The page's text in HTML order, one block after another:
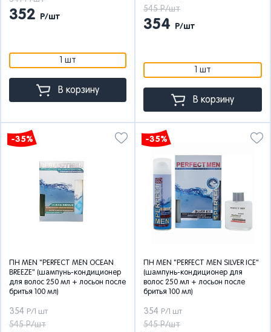
352 Р/шт
1 шт
В корзину
545 Р/шт
354 Р/шт
1 шт
В корзину
-35%
ПН MEN "PERFECT MEN OCEAN
BREEZE" (шампунь-кондиционер
для волос 250 мл + лосьон после
бритья 100 мл)
354 Р/1 шт
545 Р/шт
-35%
ПН MEN "PERFECT MEN SILVER ICE"
(шампунь-кондиционер для
волос 250 мл + лосьон после
бритья 100 мл)
354 Р/1 шт
545 Р/шт